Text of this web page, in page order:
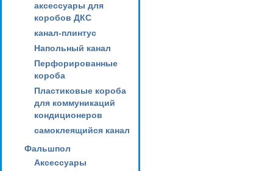
аксессуары для
коробов ДКС
канал-плинтус
Напольный канал
Перфорированные
короба
Пластиковые короба
для коммуникаций
кондиционеров
самоклеящийся канал
Фальшпол
Аксессуары